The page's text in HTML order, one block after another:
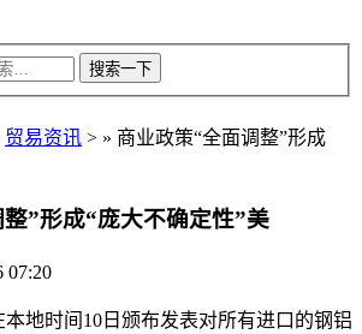
贸易资讯 > » 商业政策“全面调整”形成
”形成“庞大不确定性”美
07:20
时间10日颁布发表对所有进口的钢铝